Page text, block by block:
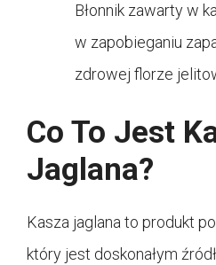
Błonnik zawarty w
w zapobieganiu
zdrowej florze
Co To Jest
Jaglana?
Kasza jaglana to produkt
który jest doskonałym